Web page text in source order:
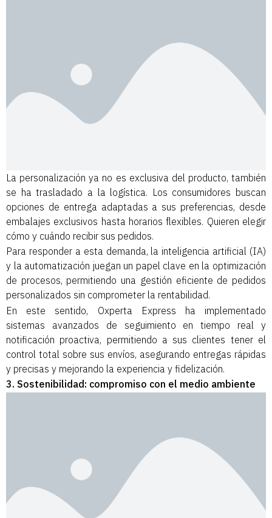
La personalización ya no es exclusiva del producto, también
se ha trasladado a la logística. Los consumidores buscan
opciones de entrega adaptadas a sus preferencias, desde
embalajes exclusivos hasta horarios flexibles. Quieren elegir
cómo y cuándo recibir sus pedidos.
Para responder a esta demanda, la inteligencia artificial (IA)
y la automatización juegan un papel clave en la optimización
de procesos, permitiendo una gestión eficiente de pedidos
personalizados sin comprometer la rentabilidad.
En este sentido, Oxperta Express ha implementado
sistemas avanzados de seguimiento en tiempo real y
notificación proactiva, permitiendo a sus clientes tener el
control total sobre sus envíos, asegurando entregas rápidas
y precisas y mejorando la experiencia y fidelización.
3. Sostenibilidad: compromiso con el medio ambiente